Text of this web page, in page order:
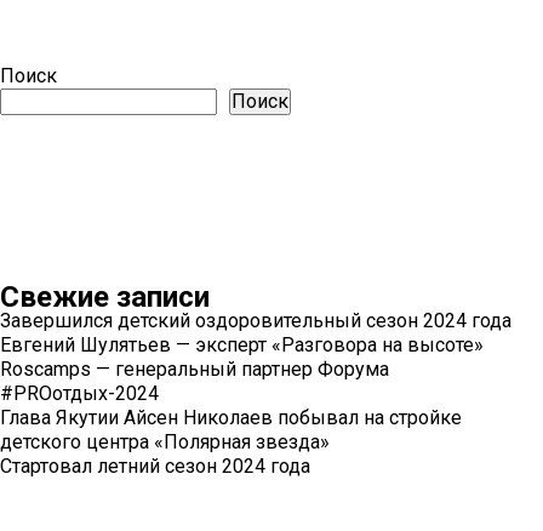
Поиск
Поиск
Свежие записи
Завершился детский оздоровительный сезон 2024 года
Евгений Шулятьев — эксперт «Разговора на высоте»
Roscamps — генеральный партнер Форума
#PROотдых-2024
Глава Якутии Айсен Николаев побывал на стройке
детского центра «Полярная звезда»
Стартовал летний сезон 2024 года